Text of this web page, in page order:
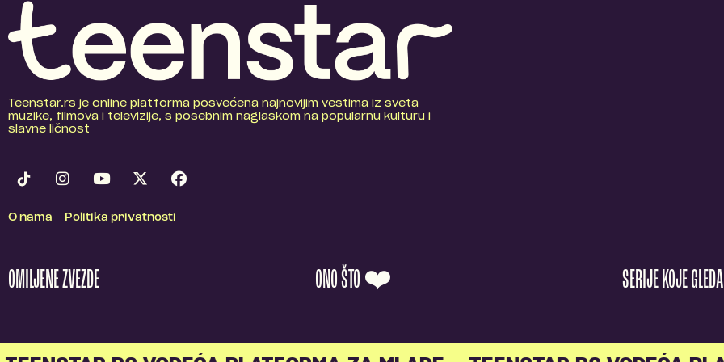
Teenstar.rs je online platforma posvećena najnovijim vestima iz sveta
muzike, filmova i televizije, s posebnim naglaskom na popularnu kulturu i
slavne ličnost
O nama Politika privatnosti
OMILJENE ZVEZDE ONO ŠTO ❤️ SERIJE KOJE